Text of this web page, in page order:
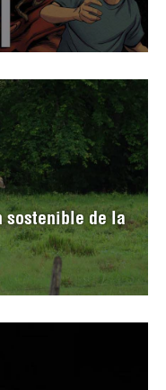
sostenible de la